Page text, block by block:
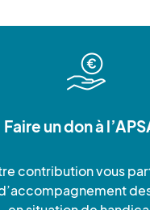
Faire un don à
contribution vous